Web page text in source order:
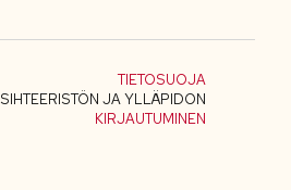
TIETOSUOJA
SIHTEERISTÖN JA YLLÄPIDON
KIRJAUTUMINEN